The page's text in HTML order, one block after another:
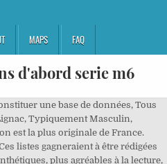
MAPS FAQ
d'abord serie m6
de tout, mais surtout d’amitié. Chaque jeudi à 21h05 sur M6 démarre la série « Les copains d’abord », une comédie familiale de 6 épisodes de 52 minutes portée par Olivia Côte, Julien Boisselier, Judith Siboni et…Amaury de Crayencour ! ou encore des compétitions musicales (Popstars, Nouvelle star). Mais l'émission a été supprimé en 2016, à la suite du rachat de ce catalogue, par France Télévisions[4]. De 1987 à l’arrivée de la TNT (2005), M6 était la seule chaine hertzienne à dominante musicale, comme le voulait sa convention CSA (30 % de programmes musicaux)[1]. Cecile ROGUE/M6 La comédie portée par Olivia Côte, Judith Siboni et Julien Boisselier sera remplacée par «Cauchemar en cuisine» avec Philippe Etchebest. Follow Oliver Twist to never miss another show. La chaîne poursuit sa programmation judicieuse de magazines d'information depuis près de 20 ans. If you cancel your subscription by destroying all your Spaces, your bill will be prorated hourly. C'est Xavier Couture, ancien responsable des programmes jeunesse de La Cinq qui met en place M6 Kid. À l'arrivée de la TNT en 2005, la programmation musicale de M6 est déplacée sur W9. Elle a ainsi participé à la popularisation du phénomène Yu-Gi-Oh! Depuis, les séries reviennent en avant le samedi notamment avec NCIS : Los Angeles, Hawaii 5-0 ou encore FBI : duo très spécial. À la création de la chaîne, les programmes jeunesses de M6 était Graffi'6 et La Lucarne d'Amilcar. Le 6 décembre 1997, Les samedis fantastiques laissent la place à « La trilogie du samedi ». As the document root or media upload directory for a web server Buy the Artwork 'Les copains d’abord... (série : Terre d’enfants 2020)' by Olivier Messas (2020) : Sculpture Bronze, Wood - 5.9(L)x10.6(H)x5.9(D)in Free Delivery Secure Payment Free Returns Mysterious Ways : Les Chemins de l'étrange, Poltergeist : Les Aventuriers du surnaturel, Engagements de la chaîne M6 en matière de programmation musicale, Bilan de la société M6 Année 2008 (page 18), France Télévisions signe un accord de diffusion avec Disney, Stars et couronnes - L'Encyclopédie des émissions TV, Panique en... - L'Encyclopédie des émissions TV, Dans un monde à part - L'Encyclopédie des émissions TV, Les Français, l’amour et le sexe - L'Encyclopédie des émissions TV, Mission : 1 million - L'Encyclopédie des émissions TV, À bout de forces - L'Encyclopédie des émissions TV. Added to Watchlist. Cecile ROGUE/M6 M6 - JEUDI 30 JUILLET - 21 H 05 - SÉRIE Sergi 231,857 views. La mauvaise audience réalisée par « Les Copains d’abord », sur M6, a conduit la chaîne à déprogrammer les derniers épisodes de la série, jeudi 13 août. M6 proposait des classements, au départ en journée (Multitop) puis en hebdomadaire (le Hit machine) notamment. Au casting Olivia Côte, Julien Boisselier, Judith Siboni et Amaury de Crayencour. Depuis 1996 la chaîne qui remplace la saga du samedi (samedi soir) pour devenir la saga du dimanche (dimanche après-midi), M6 consacre généralement ses soirées du samedi aux séries télévisées américaines fantastiques. M6 diffuse ainsi un épisode de trois séries différentes. Clairefontaine Deutschland | Premiumprodukte aus Papier für Schule, Studium und Büro. La chaîne diffusait aussi des magazines musicaux (Plus vite que la musique). Use cases: Volumes are most useful when you need more storage space but don't need the additional processing power or memory that a larger Droplet would provide, like:. En effet, Wikipédia n'a pas pour rôle de constituer une base de données, et privilégie un contenu encyclopédique à la recherche de l'exhaustivité. Pour PressEyes, il s’est confié sur son parcours, sa vision de l’autre dans le jeu et du partage. Cependant, depuis quelques années, les trois épisodes de séries différentes ont été remplacées par des séries de moins en moins fantastiques jusqu’à disparaître complètement. Amaury nous raconte le tournage et sa vision du vivre ensemble… The base rate of a Spaces subscription is $5/month and gives you the ability to create multiple Spaces. Les copains d'abord c'est terminé plus tôt que prévu. |ABONNEZ-VOUS pour plus de vidéos : bit.ly/radioE1 -► Nos nouveautés : http://bit.ly/1pij4sV ► Retrouvez le meilleur d’Europe 1 chaque jour en vidéo avec des extraits de toutes nos émissions :| Cyril Hanouna dans Les Pieds dans le Plat : http://bit.ly/1AKdWP5 | Nicolas Canteloup dans La Revue de Presque : http://bit.ly/1z0pk7x| Les Chroniques humour de Jérôme Commandeur : http://bit.ly/1wl08eP| L’actu du jour en 30 secondes : http://bit.ly/1xs7yhP | Les portraits de Matthieu Noël : http://bit.ly/1wl0jGU| L’interview de Jean-Pierre Elkabbach : http://bit.ly/16vfrb5 | La Revue de presse de Natacha Polony : http://bit.ly/1C3Y9fpRetrouvez-nous sur :| Notre site : http://www.europe1.fr/ | Facebook : https://www.facebook.com/Europe1 | Twitter : https://twitter.com/europe1 | Google + : https://plus.google.com/+Europe1/posts | Pinterest : http://www.pinterest.com/europe1/ Ce bloc diffuse les dessins animés du catalogue de La Cinq. Pour un clip avec toi - L'Encyclopédie des émis